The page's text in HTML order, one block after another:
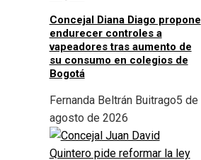
Concejal Diana Diago propone
endurecer controles a
vapeadores tras aumento de
su consumo en colegios de
Bogotá
Fernanda Beltrán Buitrago5 de
agosto de 2026